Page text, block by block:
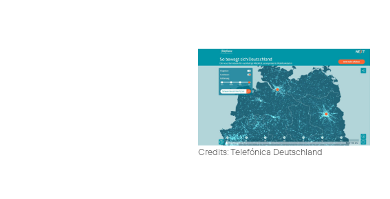
Credits: Telefónica Deutschland